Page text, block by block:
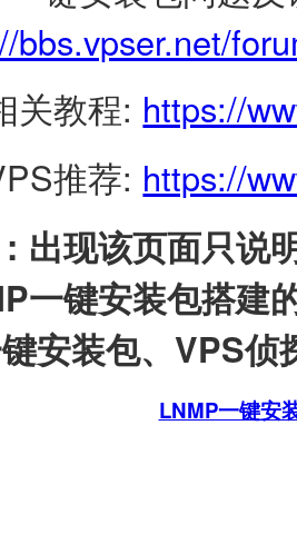
bbs.vpser.net/
关教程: https://
推荐: https://
出现该页面只说
一键安装包搭建
安装包、VPS
LNMP一键安